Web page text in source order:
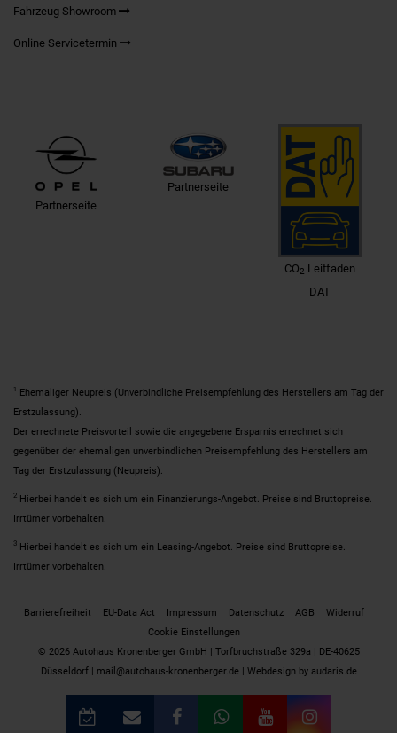
Fahrzeug Showroom
Online Servicetermin
Partnerseite
Partnerseite
CO2 Leitfaden
DAT
1 Ehemaliger Neupreis (Unverbindliche Preisempfehlung des Herstellers am Tag der
Erstzulassung).
Der errechnete Preisvorteil sowie die angegebene Ersparnis errechnet sich
gegenüber der ehemaligen unverbindlichen Preisempfehlung des Herstellers am
Tag der Erstzulassung (Neupreis).
2 Hierbei handelt es sich um ein Finanzierungs-Angebot. Preise sind Bruttopreise.
Irrtümer vorbehalten.
3 Hierbei handelt es sich um ein Leasing-Angebot. Preise sind Bruttopreise.
Irrtümer vorbehalten.
Barrierefreiheit EU-Data Act Impressum Datenschutz AGB
Widerruf
Cookie Einstellungen
© 2026 Autohaus Kronenberger GmbH | Torfbruchstraße 329a | DE-40625
Düsseldorf | mail@autohaus-kronenberger.de | Webdesign by audaris.de